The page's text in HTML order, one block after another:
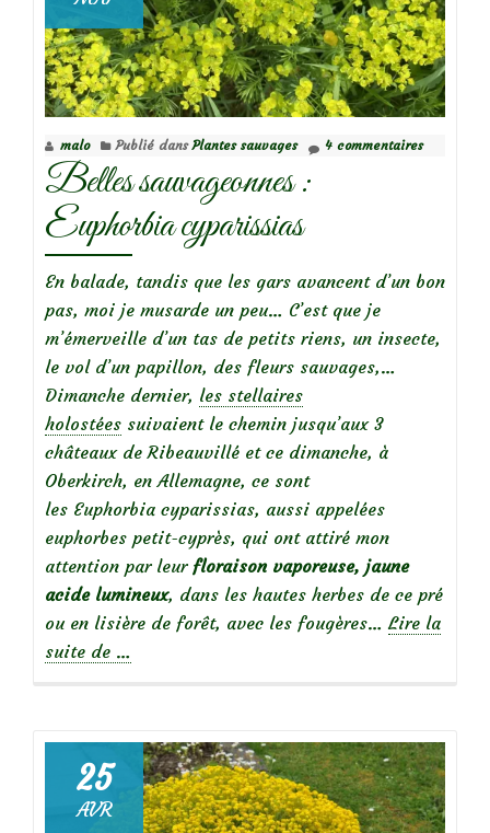
malo Publié dansPlantes sauvages 4 commentaires
Belles sauvageonnes :
Euphorbia cyparissias
En balade, tandis que les gars avancent d’un bon
pas, moi je musarde un peu… C’est que je
m’émerveille d’un tas de petits riens, un insecte,
le vol d’un papillon, des fleurs sauvages,…
Dimanche dernier, les stellaires
holostées suivaient le chemin jusqu’aux 3
châteaux de Ribeauvillé et ce dimanche, à
Oberkirch, en Allemagne, ce sont
les Euphorbia cyparissias, aussi appelées
euphorbes petit-cyprès, qui ont attiré mon
attention par leur floraison vaporeuse, jaune
acide lumineux, dans les hautes herbes de ce pré
ou en lisière de forêt, avec les fougères… Lire la
suite de
:
Euphorbia
cyparissias
…
25
AVR